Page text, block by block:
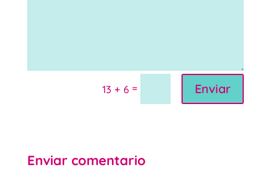
13 + 6 = Enviar
Enviar comentario